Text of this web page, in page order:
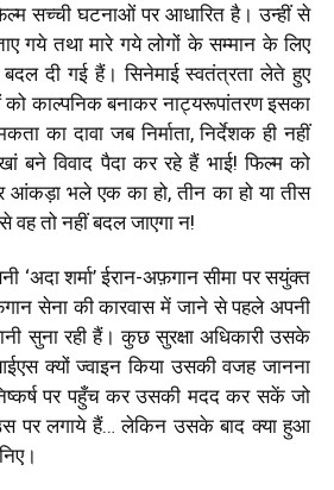
सच्ची घटनाओं पर आधारित है। उन्हीं से
गये तथा मारे गये लोगों के सम्मान के लिए
बदल दी गई हैं। सिनेमाई स्वतंत्रता लेते हुए
काल्पनिक बनाकर नाट्यरूपांतरण इसका
का दावा जब निर्माता, निर्देशक ही नहीं
बने विवाद पैदा कर रहे हैं भाई! फिल्म को
आंकड़ा भले एक का हो, तीन का हो या तीस
तो नहीं बदल जाएगा न!
बनी ‘अदा शर्मा’ ईरान-अफ़गान सीमा पर सयुंक्त
सेना की कारवास में जाने से पहले अपनी
सुना रही हैं। कुछ सुरक्षा अधिकारी उसके
क्यों ज्वाइन किया उसकी वजह जानना
पर पहुँच कर उसकी मदद कर सकें जो
पर लगाये हैं… लेकिन उसके बाद क्या हुआ